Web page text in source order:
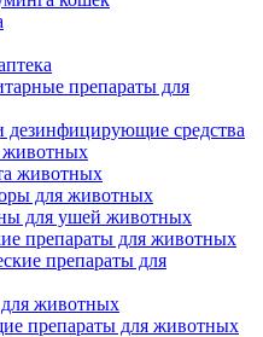
препараты для
дезинфицирующие средства
животных
для животных
для ушей животных
препараты для животных
препараты для
животных
препараты для животных